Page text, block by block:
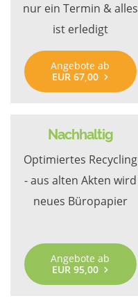
nur ein Termin & alles
ist erledigt
Angebote ab
EUR 67,00
Nachhaltig
Optimiertes Recycling
- aus alten Akten wird
neues Büropapier
Angebote ab
EUR 95,00